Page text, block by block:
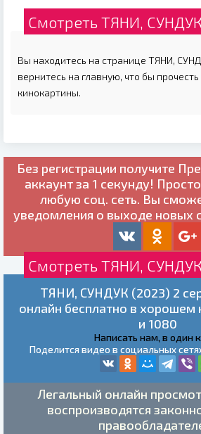
Смотреть ТЯНИ,
Вы находитесь на странице ТЯНИ,
вернитесь на главную, что бы
кинокартины.
Без регистрации получите
аккаунт за 1 секунду!
любую соц. сеть. Вы
уведомления о выходе новых
Смотреть ТЯНИ,
ТЯНИ, СУНДУК (2023) 2
онлайн бесплатно в хорошем
и 1080
Написать нам, в один
Поделится видео в социальных
Легальный онлайн
воспроизводятся